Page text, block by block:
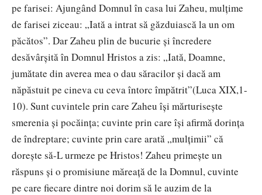
pe farisei: Ajungând Domnul în casa lui Zaheu, mulţime
de farisei ziceau: „Iată a intrat să găzduiască la un om
păcătos”. Dar Zaheu plin de bucurie şi încredere
desăvârşită în Domnul Hristos a zis: „Iată, Doamne,
jumătate din averea mea o dau săracilor şi dacă am
năpăstuit pe cineva cu ceva întorc împătrit”(Luca XIX,1-
10). Sunt cuvintele prin care Zaheu își mărturisește
smerenia și pocăința; cuvinte prin care își afirmă dorința
de îndreptare; cuvinte prin care arată „mulțimii” că
dorește să-L urmeze pe Hristos! Zaheu primește un
răspuns și o promisiune măreață de la Domnul, cuvinte
pe care fiecare dintre noi dorim să le auzim de la